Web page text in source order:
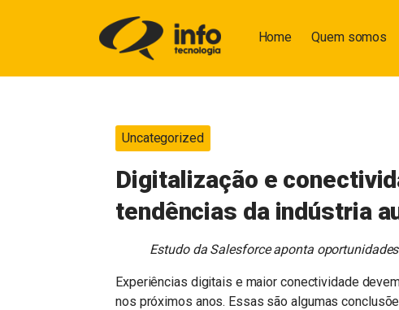
Home Quem somos
Uncategorized
Digitalização e
tendências da indústria
Estudo da Salesforce aponta
Experiências digitais e maior conectividade
nos próximos anos. Essas são algumas